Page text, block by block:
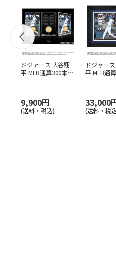
ドジャース 大谷翔
平 MLB通算300本塁
9,900円
(送料・税込)
ドジャー
平 MLB通
33,000
(送料・税